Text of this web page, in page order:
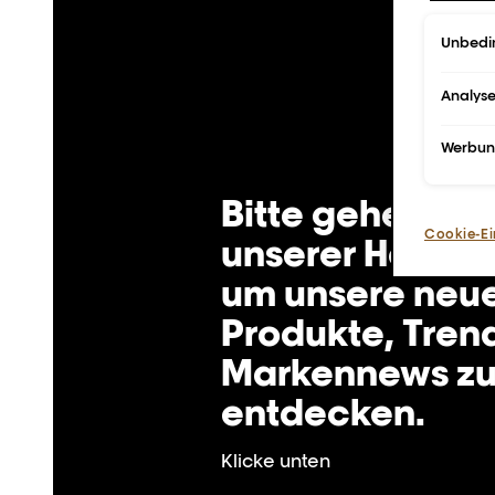
Bitte gehe
unserer
um unsere
Produkte,
Markennews zu
entdecken.
Klicke unten
Cookie-